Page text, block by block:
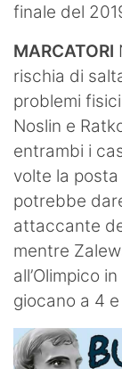
finale del
MARCATORI
rischia di
problemi
Noslin e
entrambi i
volte la
potrebbe
attaccante
mentre
all’Olimpico
giocano a 4